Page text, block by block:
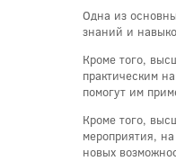
Одна из
знаний и
Кроме того,
практическим
помогут им
Кроме того,
мероприятия,
новых